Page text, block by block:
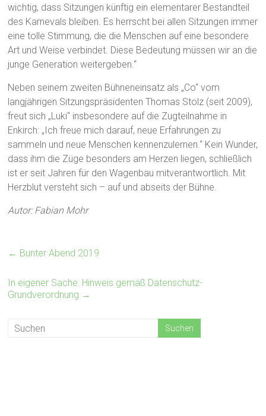
wichtig, dass Sitzungen künftig ein elementarer Bestandteil
des Karnevals bleiben. Es herrscht bei allen Sitzungen immer
eine tolle Stimmung, die die Menschen auf eine besondere
Art und Weise verbindet. Diese Bedeutung müssen wir an die
junge Generation weitergeben.“
Neben seinem zweiten Bühneneinsatz als „Co“ vom
langjährigen Sitzungspräsidenten Thomas Stolz (seit 2009),
freut sich „Luki“ insbesondere auf die Zugteilnahme in
Enkirch: „Ich freue mich darauf, neue Erfahrungen zu
sammeln und neue Menschen kennenzulernen.“ Kein Wunder,
dass ihm die Züge besonders am Herzen liegen, schließlich
ist er seit Jahren für den Wagenbau mitverantwortlich. Mit
Herzblut versteht sich – auf und abseits der Bühne.
Autor: Fabian Mohr
← Bunter Abend 2019
In eigener Sache: Hinweis gemäß Datenschutz-
Grundverordnung →